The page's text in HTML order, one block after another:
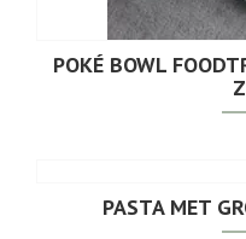
POKÉ BOWL
PASTA MET